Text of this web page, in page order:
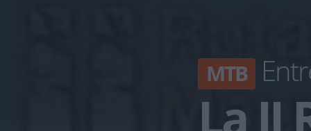
MTB
La II